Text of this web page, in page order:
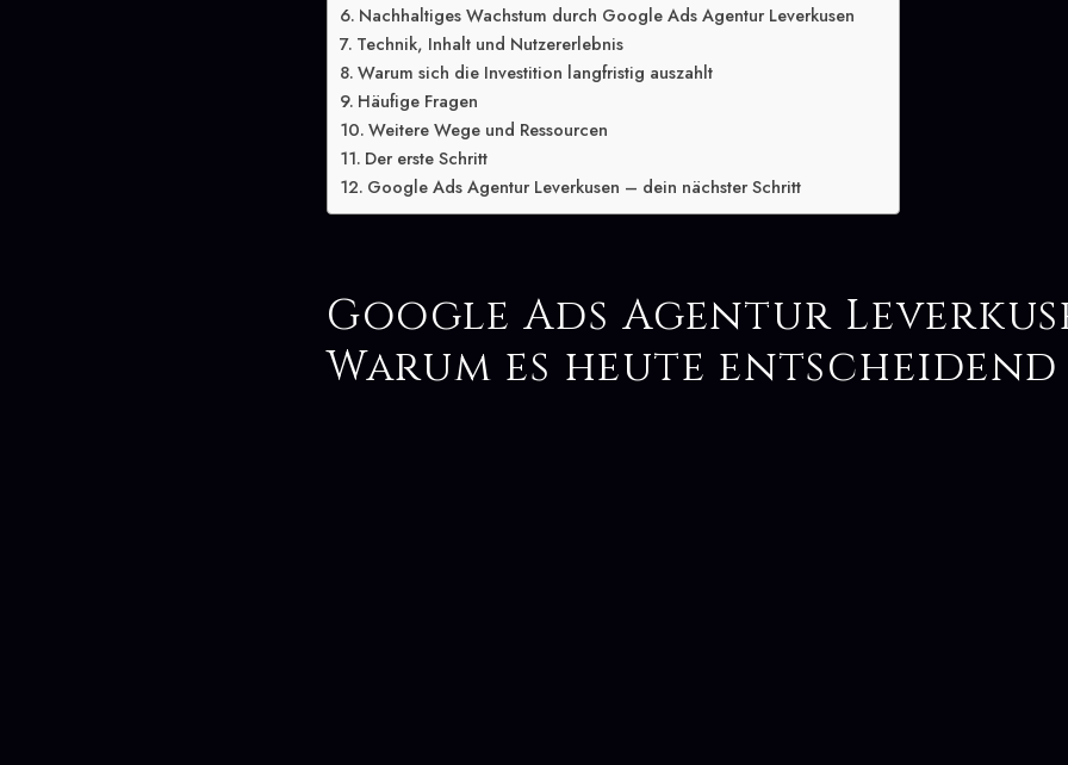
Nachhaltiges Wachstum durch Google Ads Agentur Leverkusen
Technik, Inhalt und Nutzererlebnis
Warum sich die Investition langfristig auszahlt
Häufige Fragen
Weitere Wege und Ressourcen
Der erste Schritt
Google Ads Agentur Leverkusen – dein nächster Schritt
Google Ads Agentur
Warum es heute